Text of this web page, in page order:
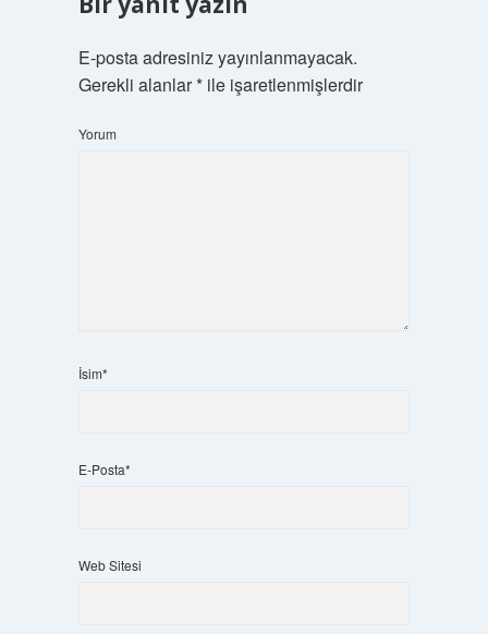
E-posta adresiniz yayınlanmayacak.
Gerekli alanlar*ile işaretlenmişlerdir
Yorum
İsim*
E-Posta*
Web Sitesi